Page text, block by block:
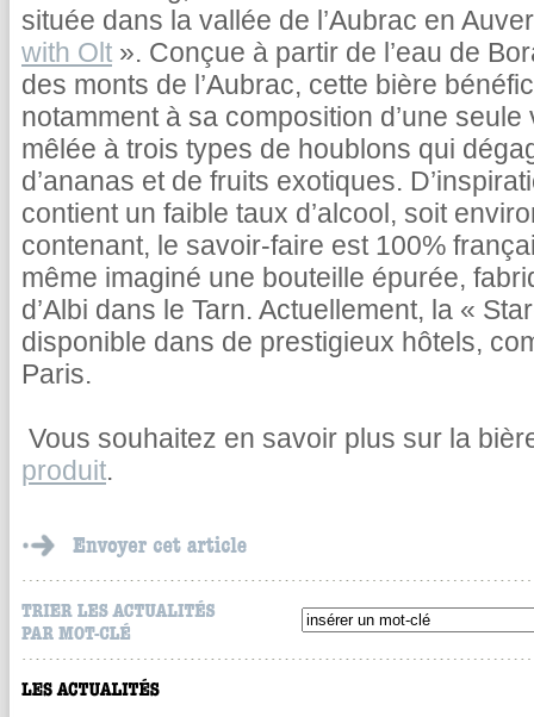
située dans la vallée de l’Aubrac en
with Olt ». Conçue à partir de l’eau de
des monts de l’Aubrac, cette bière
notamment à sa composition d’une
mêlée à trois types de houblons qui
d’ananas et de fruits exotiques.
contient un faible taux d’alcool, soit
contenant, le savoir-faire est 100%
même imaginé une bouteille épurée,
d’Albi dans le Tarn. Actuellement, la «
disponible dans de prestigieux hôtels,
Paris.
Vous souhaitez en savoir plus sur la
produit.